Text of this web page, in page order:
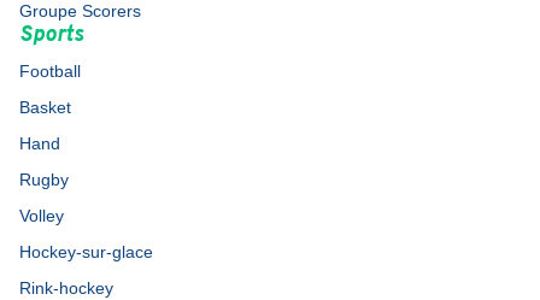
Groupe Scorers
Sports
Football
Basket
Hand
Rugby
Volley
Hockey-sur-glace
Rink-hockey